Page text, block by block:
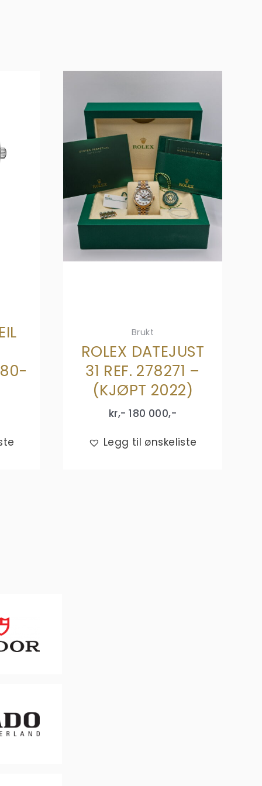
Brukt
ROLEX DATEJUST
31 REF. 278271 –
(KJØPT 2022)
kr,- 180 000,-
Legg til ønskeliste